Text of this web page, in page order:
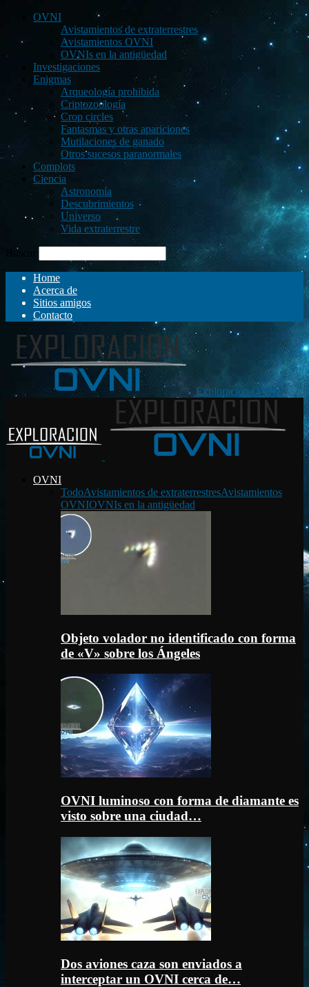
OVNI
Avistamientos de extraterrestres
Avistamientos OVNI
OVNIs en la antigüedad
Investigaciones
Enigmas
Arqueología prohibida
Criptozoología
Crop circles
Fantasmas y otras apariciones
Mutilaciones de ganado
Otros sucesos paranormales
Complots
Ciencia
Astronomía
Descubrimientos
Universo
Vida extraterrestre
Buscar
Home
Acerca de
Sitios amigos
Contacto
Exploración OVNI
OVNI
TodoAvistamientos de extraterrestresAvistamientos
OVNIOVNIs en la antigüedad
Objeto volador no identificado con forma
de «V» sobre los Ángeles
OVNI luminoso con forma de diamante es
visto sobre una ciudad…
Dos aviones caza son enviados a
interceptar un OVNI cerca de…